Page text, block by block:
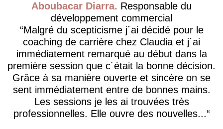
Aboubacar Diarra Responsable du
développement commercial
Malgré du scepticisme j´ai décidé pour le
coaching de carrière chez Claudia et j´ai
immédiatement remarqué au début dans la
première session que c´était la bonne décision.
Grâce à sa manière ouverte et sincère on se
sent immédiatement entre de bonnes mains.
Les sessions je les ai trouvées très
professionnelles. Elle ouvre des nouvelles...